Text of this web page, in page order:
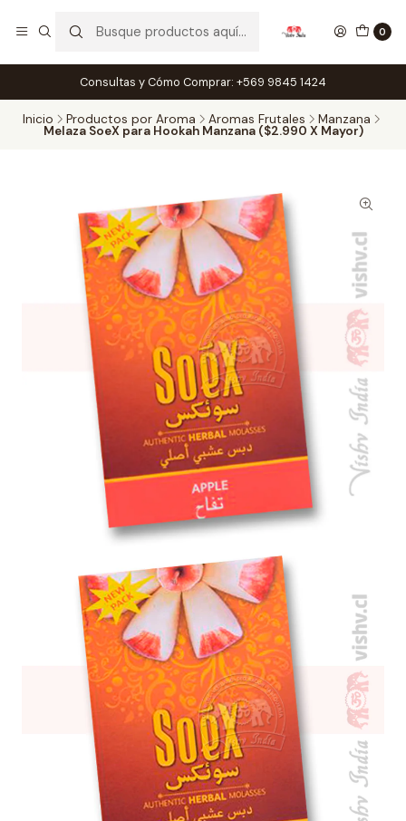
0
Consultas y Cómo Comprar: +569 9845 1424
Inicio Productos por Aroma Aromas Frutales Manzana
Melaza SoeX para Hookah Manzana ($2.990 X Mayor)